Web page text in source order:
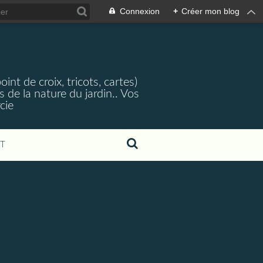
Connexion + Créer mon blog
de croix, tricots, cartes)
de la nature du jardin.. Vos